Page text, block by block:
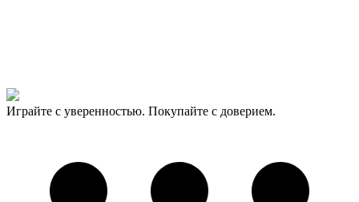
Играйте с уверенностью. Покупайте с доверием.